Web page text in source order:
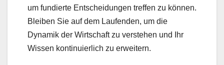
um fundierte Entscheidungen treffen zu können.
Bleiben Sie auf dem Laufenden, um die
Dynamik der Wirtschaft zu verstehen und Ihr
Wissen kontinuierlich zu erweitern.